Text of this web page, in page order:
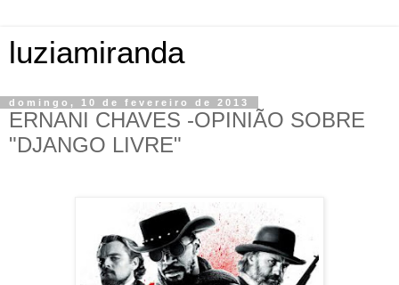
luziamiranda
domingo, 10 de fevereiro de 2013
ERNANI CHAVES -OPINIÃO SOBRE
"DJANGO LIVRE"